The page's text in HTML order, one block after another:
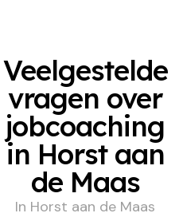
Veelgestelde
vragen over
jobcoaching
in Horst aan
de Maas
In Horst aan de Maas